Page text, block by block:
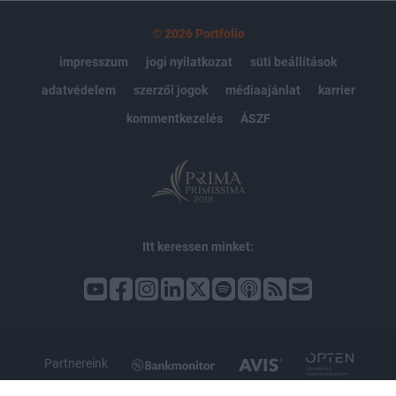
© 2026 Portfolio
impresszum
jogi nyilatkozat
süti beállítások
adatvédelem
szerzői jogok médiaajánlat
karrier
kommentkezelés
ÁSZF
Itt keressen minket:
Partnereink